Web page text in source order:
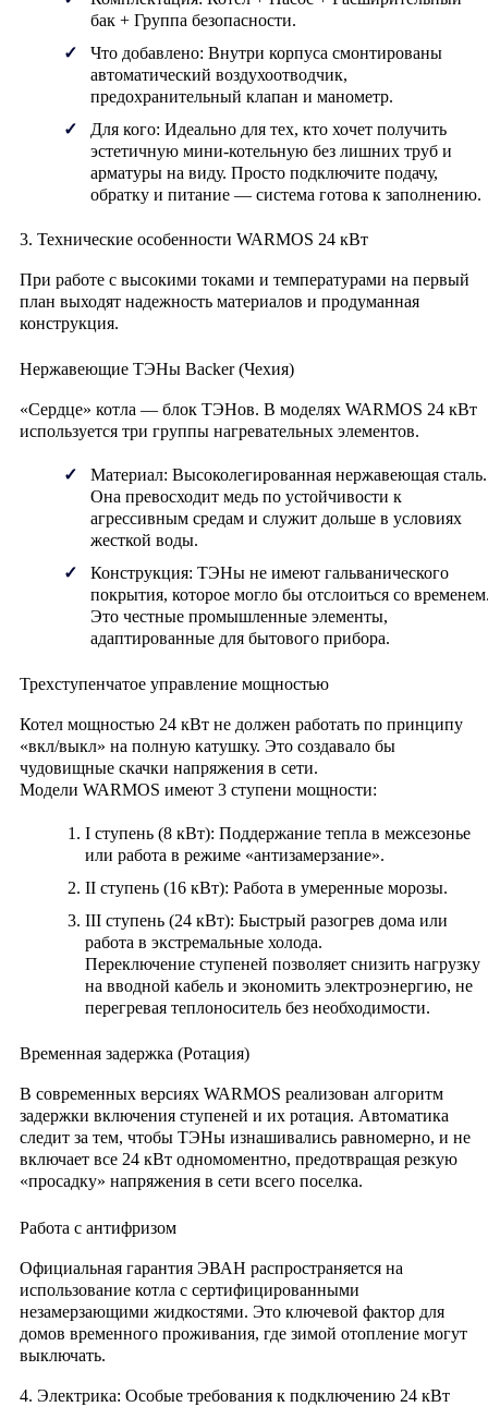
бак + Группа безопасности.
Что добавлено: Внутри корпуса смонтированы
автоматический воздухоотводчик,
предохранительный клапан и манометр.
Для кого: Идеально для тех, кто хочет получить
эстетичную мини-котельную без лишних труб и
арматуры на виду. Просто подключите подачу,
обратку и питание — система готова к заполнению.
3. Технические особенности WARMOS 24 кВт
При работе с высокими токами и температурами на первый
план выходят надежность материалов и продуманная
конструкция.
Нержавеющие ТЭНы Backer (Чехия)
«Сердце» котла — блок ТЭНов. В моделях WARMOS 24 кВт
используется три группы нагревательных элементов.
Материал: Высоколегированная нержавеющая сталь.
Она превосходит медь по устойчивости к
агрессивным средам и служит дольше в условиях
жесткой воды.
Конструкция: ТЭНы не имеют гальванического
покрытия, которое могло бы отслоиться со
Это честные промышленные элементы,
адаптированные для бытового прибора.
Трехступенчатое управление мощностью
Котел мощностью 24 кВт не должен работать по принципу
«вкл/выкл» на полную катушку. Это создавало бы
чудовищные скачки напряжения в сети.
Модели WARMOS имеют 3 ступени мощности:
I ступень (8 кВт): Поддержание тепла в межсезонье
или работа в режиме «антизамерзание».
II ступень (16 кВт): Работа в умеренные морозы.
III ступень (24 кВт): Быстрый разогрев дома или
работа в экстремальные холода.
Переключение ступеней позволяет снизить нагрузку
на вводной кабель и экономить электроэнергию, не
перегревая теплоноситель без необходимости.
Временная задержка (Ротация)
В современных версиях WARMOS реализован алгоритм
задержки включения ступеней и их ротация. Автоматика
следит за тем, чтобы ТЭНы изнашивались равномерно, и не
включает все 24 кВт одномоментно, предотвращая резкую
«просадку» напряжения в сети всего поселка.
Работа с антифризом
Официальная гарантия ЭВАН распространяется на
использование котла с сертифицированными
незамерзающими жидкостями. Это ключевой фактор для
домов временного проживания, где зимой отопление могут
выключать.
4. Электрика: Особые требования к подключению 24 кВт